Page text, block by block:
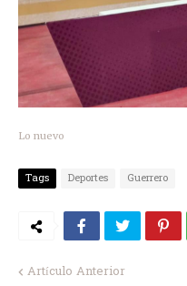
Lo nuevo
Tags Deportes Guerrero
Artículo Anterior